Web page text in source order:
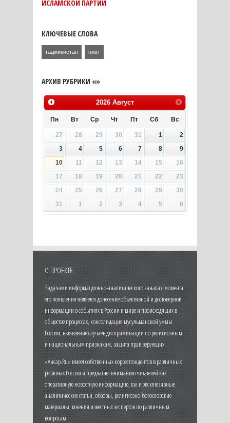
ИСЛАМСКОЙ ПАРТИИ
КЛЮЧЕВЫЕ СЛОВА
таджикистан пивт
АРХИВ РУБРИКИ «»
2026 Август
Пн Вт Ср Чт Пт Сб Вс
27 28 29 30 31 1
2
3
4 5 6 7 8
9
10
11 12 13 14 15
16
17
18 19 20 21 22
23
24
25 26 27 28 29
30
31
1 2 3 4 5 6
О ПРОЕКТЕ
Задачами информационно-аналитического канала с момента
его появления является донесение объективной и достоверной
информации о событиях в России и мире и происходящих в
обществе процессах, консолидация мусульманской уммы
России, выявление случаев дискриминации по религиозным
и национальным признакам, защита прав верующих.
«Ансар.Ru» имеет собственных корреспондентов в различных
регионах России и предлагает вниманию читателей как
оперативную новостную информацию, так и эксклюзивные
аналитические статьи, обзоры, религиозно-богословские
материалы, мнения известных экспертов по различным
вопросам.